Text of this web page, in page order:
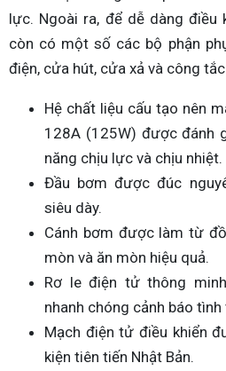
lực. Ngoài ra, để dễ dàng điều
còn có một số các bộ phận
điện, cửa hút, cửa xả và công
Hệ chất liệu cấu tạo nên
128A (125W) được đánh
năng chịu lực và chịu nhiệt.
Đầu bơm được đúc
siêu dày.
Cánh bơm được làm từ
mòn và ăn mòn hiệu quả.
Rơ le điện tử thông
nhanh chóng cảnh báo
Mạch điện tử điều khiển
kiện tiên tiến Nhật Bản.